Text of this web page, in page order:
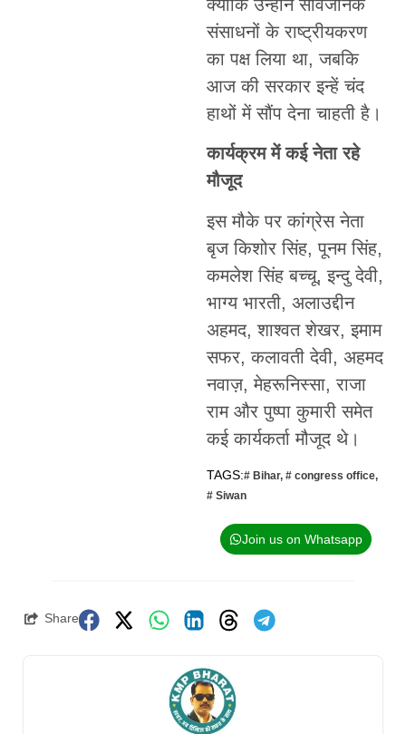
क्योंकि उन्होंने सार्वजनिक
संसाधनों के राष्ट्रीयकरण
का पक्ष लिया था, जबकि
आज की सरकार इन्हें चंद
हाथों में सौंप देना चाहती है।
कार्यक्रम में कई नेता रहे
मौजूद
इस मौके पर कांग्रेस नेता
बृज किशोर सिंह, पूनम सिंह,
कमलेश सिंह बच्चू, इन्दु देवी,
भाग्य भारती, अलाउद्दीन
अहमद, शाश्वत शेखर, इमाम
सफर, कलावती देवी, अहमद
नवाज़, मेहरूनिस्सा, राजा
राम और पुष्पा कुमारी समेत
कई कार्यकर्ता मौजूद थे।
TAGS:# Bihar, # congress office,
# Siwan
Join us on Whatsapp
Share